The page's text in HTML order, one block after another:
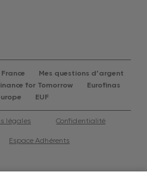
France
Mes questions d’argent
for Tomorrow
Eurofinas
EUF
légales Confidentialité
Espace Adhérents